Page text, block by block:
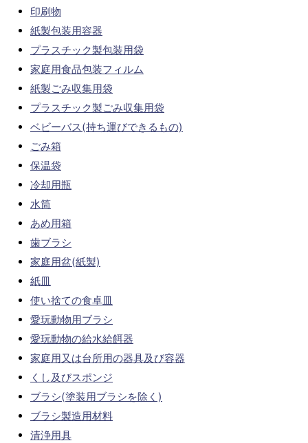
印刷物
紙製包装用容器
プラスチック製包装用袋
家庭用食品包装フィルム
紙製ごみ収集用袋
プラスチック製ごみ収集用袋
ベビーバス(持ち運びできるもの)
ごみ箱
保温袋
冷却用瓶
水筒
あめ用箱
歯ブラシ
家庭用盆(紙製)
紙皿
使い捨ての食卓皿
愛玩動物用ブラシ
愛玩動物の給水給餌器
家庭用又は台所用の器具及び容器
くし及びスポンジ
ブラシ(塗装用ブラシを除く)
ブラシ製造用材料
清浄用具